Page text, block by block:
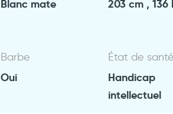
Blanc mate 203 cm , 136
Barbe
Oui
État de santé
Handicap
intellectuel